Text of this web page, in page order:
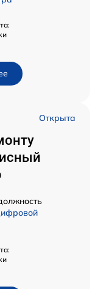
Открыта